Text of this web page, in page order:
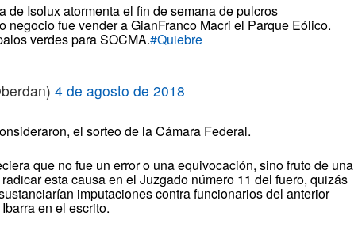
de Isolux atormenta el fin de semana de pulcros
negocio fue vender a GianFranco Macri el Parque Eólico.
verdes para SOCMA.#Quiebre
4 de agosto de 2018
el sorteo de la Cámara Federal.
que no fue un error o una equivocación, sino fruto de una
esta causa en el Juzgado número 11 del fuero, quizás
imputaciones contra funcionarios del anterior
en el escrito.